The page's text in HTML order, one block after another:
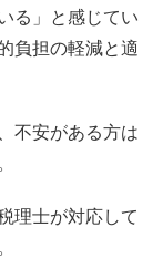
る」と感じてい
負担の軽減と適
不安がある方は
理士が対応して